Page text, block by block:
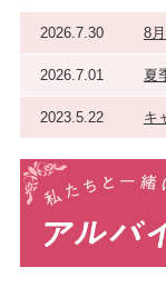
2026.7.30 8
2026.7.01 夏
2023.5.22 キ